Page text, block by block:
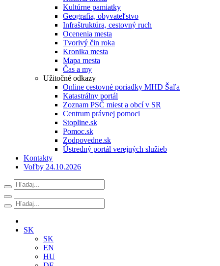
Kultúrne pamiatky
Geografia, obyvateľstvo
Infraštruktúra, cestovný ruch
Ocenenia mesta
Tvorivý čin roka
Kronika mesta
Mapa mesta
Čas a my
Užitočné odkazy
Online cestovné poriadky MHD Šaľa
Katastrálny portál
Zoznam PSČ miest a obcí v SR
Centrum právnej pomoci
Stopline.sk
Pomoc.sk
Zodpovedne.sk
Ústredný portál verejných služieb
Kontakty
Voľby 24.10.2026
SK
SK
EN
HU